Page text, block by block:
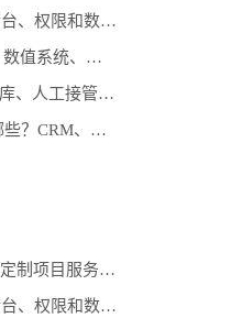
2.数字展厅项目上线后怎么更新？内容后台、权限和数据统计设计
3.2026年上海养成游戏开发公司有哪些？数值系统、任务线与长期运营怎么选
4.企业AI客服与AI Agent怎么落地？知识库、人工接管和业务系统对接流程
5.2026年上海企业AI销售助手服务商有哪些？CRM、知识库与自动跟进怎么选
1.2026年上海APP开发公司有哪些？企业定制项目服务商推荐与选型参考
2.数字展厅项目上线后怎么更新？内容后台、权限和数据统计设计